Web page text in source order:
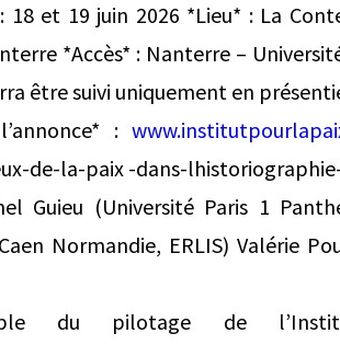
et 19 juin 2026 *Lieu* : La
*Accès* : Nanterre –
être suivi uniquement en
:
de-la-paix -dans-
Guieu (Université Paris 1
Normandie, ERLIS) Valérie
du pilotage de